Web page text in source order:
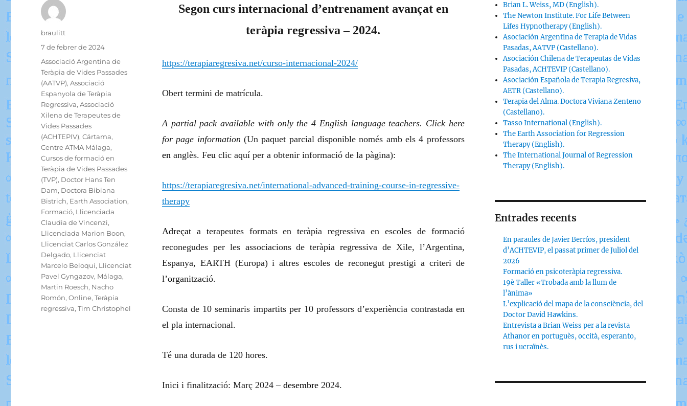
Segon curs internacional d’entrenament avançat en
teràpia regressiva – 2024.
https://terapiaregresiva.net/curso-internacional-2024/
Obert termini de matrícula.
A partial pack available with only the 4 English language teachers. Click here
for page information (Un paquet parcial disponible només amb els 4 professors
en anglès. Feuclic aquí per a obtenir informació de la pàgina):
https://terapiaregresiva.net/international-advanced-training-course-in-regressive-
therapy
Adreçata terapeutes formats enteràpiaregressiva en escoles de formació
reconegudes per les associacions deteràpiaregressiva de Xile, l’Argentina,
Espanya, EARTH (Europa) i altres escoles de reconegut prestigi a criteri de
l’organització.
Consta de 10 seminaris impartits per 10 professors d’experiència contrastada en
el pla internacional.
Té una durada de 120 hores.
Inici i finalització: Març 2024 – desembre2024.
Autor
braulitt
Publicat
7 de febrer de 2024
Categories
Associació Argentina de
Teràpia de Vides Passades
(AATVP),Associació
Espanyola de Teràpia
Regressiva,Associació
Xilena de Terapeutes de
Vides Passades
(ACHTEPIV),Cártama,
Centre ATMA Málaga,
Cursos de formació en
Teràpia de Vides Passades
(TVP), Doctor Hans Ten
Dam, Doctora Bibiana
Bistrich, Earth Association,
Formació, Llicenciada
Claudia de Vincenzi,
Llicenciada Marion Boon,
Llicenciat Carlos González
Delgado, Llicenciat
Marcelo Beloqui, Llicenciat
Pavel Gyngazov, Málaga,
Martin Roesch, Nacho
Romón,Online,Teràpia
regressiva,Tim Christophel
Brian L. Weiss, MD (English).
The Newton Institute. For Life Between
Lifes Hypnotherapy (English).
Asociación Argentina de Terapia de Vidas
Pasadas, AATVP (Castellano).
Asociación Chilena de Terapeutas de Vidas
Pasadas, ACHTEVIP (Castellano).
Asociación Española de Terapia Regresiva,
AETR (Castellano).
Terapia del Alma. Doctora Viviana Zenteno
(Castellano).
Tasso International (English).
The Earth Association for Regression
Therapy (English).
The International Journal of Regression
Therapy (English).
Entrades recents
En paraules de Javier Berríos, president
d’ACHTEVIP, el passat primer de Juliol del
2026
Formació en psicoteràpia regressiva.
19è Taller «Trobada amb la llum de
l’ànima»
L’explicació del mapa de la consciència, del
Doctor David Hawkins.
Entrevista a Brian Weiss per a la revista
Athanor en portuguès, occità, esperanto,
rus i ucraïnès.